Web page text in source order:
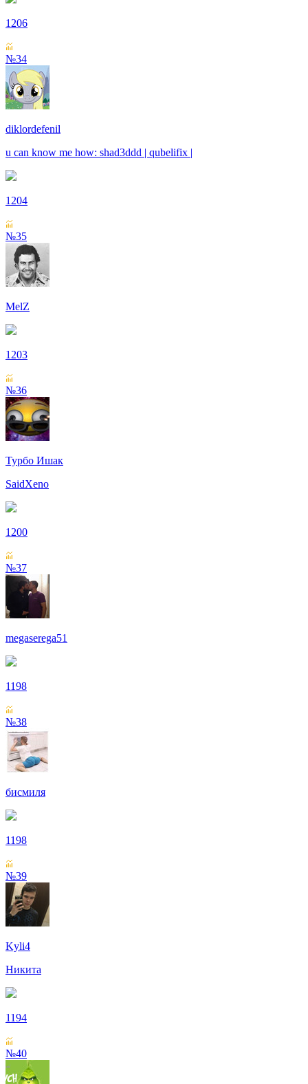
1206
№34
diklordefenil
u can know me how: shad3ddd | qubelifix |
1204
№35
MelZ
1203
№36
Турбо Ишак
SaidXeno
1200
№37
megaserega51
1198
№38
бисмиля
1198
№39
Kyli4
Никита
1194
№40